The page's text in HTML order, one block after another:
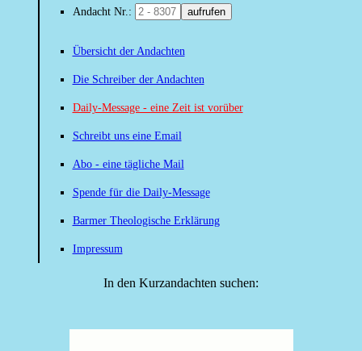
Andacht Nr.: aufrufen
Übersicht der Andachten
Die Schreiber der Andachten
Daily-Message - eine Zeit ist vorüber
Schreibt uns eine Email
Abo - eine tägliche Mail
Spende für die Daily-Message
Barmer Theologische Erklärung
Impressum
In den Kurzandachten suchen: